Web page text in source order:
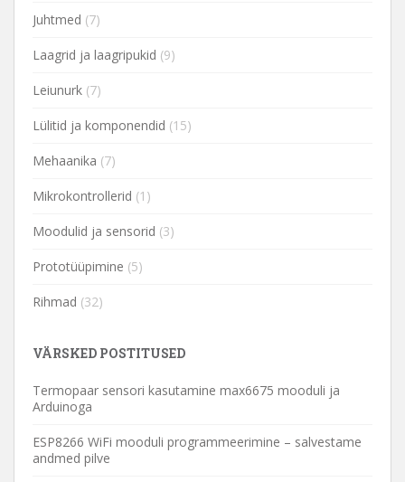
Juhtmed (7)
Laagrid ja laagripukid (9)
Leiunurk (7)
Lülitid ja komponendid (15)
Mehaanika (7)
Mikrokontrollerid (1)
Moodulid ja sensorid (3)
Prototüüpimine (5)
Rihmad (32)
VÄRSKED POSTITUSED
Termopaar sensori kasutamine max6675 mooduli ja
Arduinoga
ESP8266 WiFi mooduli programmeerimine – salvestame
andmed pilve